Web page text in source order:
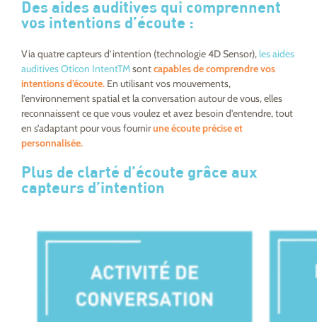
Des aides auditives qui comprennent
vos intentions d’écoute :
Via quatre capteurs d’intention (technologie 4D Sensor),les aides
auditives Oticon IntentTMsontcapables de comprendre vos
intentions d’écoute. En utilisant vos mouvements,
l’environnement spatial et la conversation autour de vous, elles
reconnaissent ce que vous voulez et avez besoin d’entendre, tout
en s’adaptant pour vous fournirune écoute précise et
personnalisée.
Plus de clarté d’écoute grâce aux
capteurs d’intention